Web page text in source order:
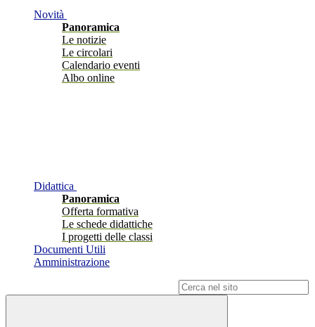
Novità
Panoramica
Le notizie
Le circolari
Calendario eventi
Albo online
Didattica
Panoramica
Offerta formativa
Le schede didattiche
I progetti delle classi
Documenti Utili
Amministrazione